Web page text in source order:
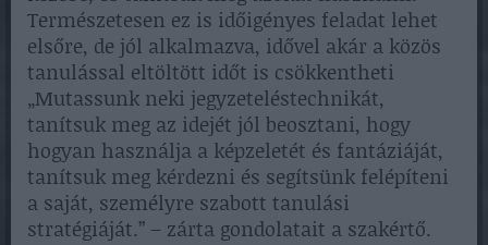
Természetesen ez is időigényes feladat lehet
elsőre, de jól alkalmazva, idővel akár a közös
tanulással eltöltött időt is csökkentheti
„Mutassunk neki jegyzeteléstechnikát,
tanítsuk meg az idejét jól beosztani, hogy
hogyan használja a képzeletét és fantáziáját,
tanítsuk meg kérdezni és segítsünk felépíteni
a saját, személyre szabott tanulási
stratégiáját.” – zárta gondolatait a szakértő.